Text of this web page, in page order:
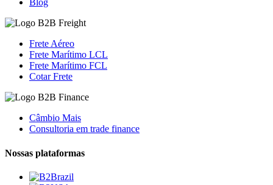
Blog
Frete Aéreo
Frete Marítimo LCL
Frete Marítimo FCL
Cotar Frete
Câmbio Mais
Consultoria em trade finance
Nossas plataformas